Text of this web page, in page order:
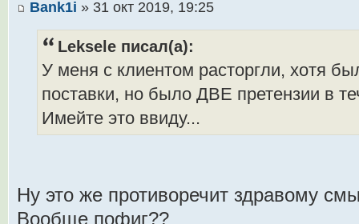
Bank1i » 31 окт 2019, 19:25
Leksele писал(а):
У меня с клиентом расторгли, хотя
поставки, но было ДВЕ претензии в
Имейте это ввиду...
Ну это же противоречит здравому
Вообще пофиг??